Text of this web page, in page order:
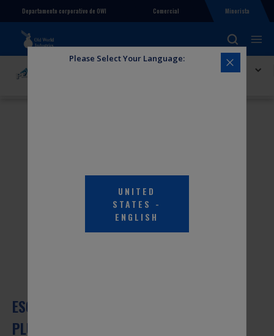
Please Select Your Language:
UNITED
STATES -
ENGLISH
Departamento corporativo de OWI Comercial Minorista
ESCOBILLA LIMPIADORA PEAK SILICONE
PLUS, 19"